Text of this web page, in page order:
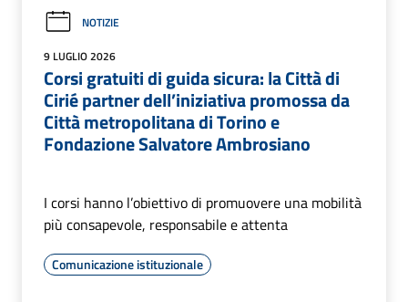
NOTIZIE
9 LUGLIO 2026
Corsi gratuiti di guida sicura: la Città di
Cirié partner dell’iniziativa promossa da
Città metropolitana di Torino e
Fondazione Salvatore Ambrosiano
I corsi hanno l’obiettivo di promuovere una mobilità
più consapevole, responsabile e attenta
Comunicazione istituzionale